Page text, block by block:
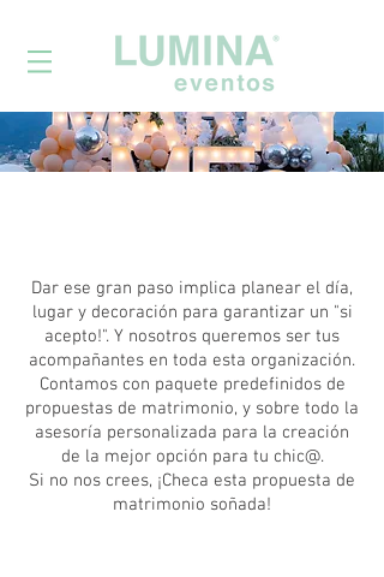
Dar ese gran paso implica planear el día,
lugar y decoración para garantizar un "si
acepto!". Y nosotros queremos ser tus
acompañantes en toda esta organización.
Contamos con paquete predefinidos de
propuestas de matrimonio, y sobre todo la
asesoría personalizada para la creación
de la mejor opción para tu chic@.
Si no nos crees, ¡Checa esta propuesta de
matrimonio soñada!